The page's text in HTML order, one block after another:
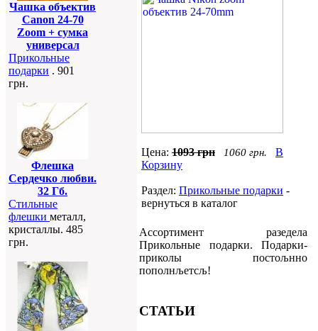
Чашка объектив
Canon 24-70
Zoom + сумка
универсал
Прикольные
подарки . 901
грн.
Флешка
Сердечко любви.
32 Гб.
Стильные
флешки металл,
кристаллы. 485
грн.
Цена: 1093 грн 1060 грн.
В
Корзину
Раздел: Прикольные подарки -
вернуться в каталог
Ассортимент разедела
Прикольные подарки. Подарки-
приколы постољнно
пополнљетсљ!
СТАТЬИ